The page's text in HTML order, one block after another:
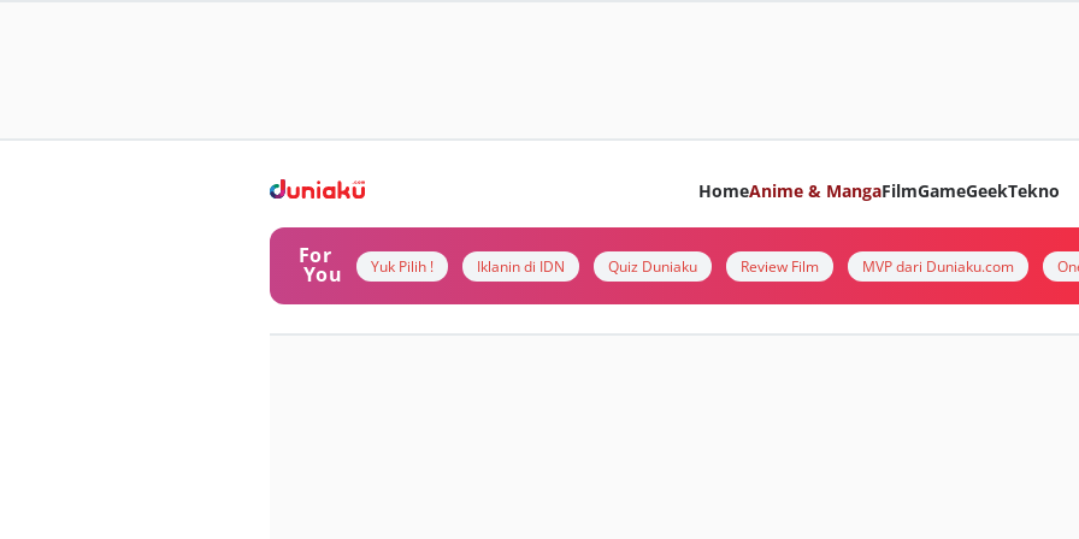
HomeAnime & MangaFilmGameGeekTekno
For
You Yuk Pilih ! Iklanin di IDN Quiz Duniaku Review Film MVP dari Duniaku.com